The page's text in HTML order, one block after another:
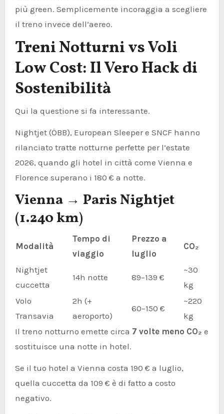
più green. Semplicemente incoraggia a scegliere
il treno invece dell’aereo.
Treni Notturni vs Voli
Low Cost: Il Vero Hack di
Sostenibilità
Qui la questione si fa interessante.
Nightjet (ÖBB), European Sleeper e SNCF hanno
rilanciato tratte notturne perfette per l’estate
2026, quando gli hotel in città come Vienna e
Florence superano i 180 € a notte.
Vienna → Paris Nightjet
(1.240 km)
Modalità
Tempo di
viaggio
Prezzo a
luglio
CO₂
Nightjet
cuccetta
14h notte 89–139 €
~30
kg
Volo
Transavia
2h (+
aeroporto)
60–150 €
~220
kg
Il treno notturno emette circa 7 volte meno CO₂ e
sostituisce una notte in hotel.
Se il tuo hotel a Vienna costa 190 € a luglio,
quella cuccetta da 109 € è di fatto a costo
negativo.